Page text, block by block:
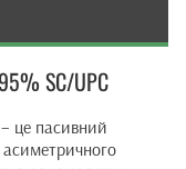
SC/UPC
це пасивний